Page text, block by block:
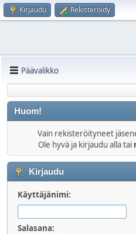
Kirjaudu Rekisteröidy
Päävalikko
Huom!
Vain rekisteröityneet
Ole hyvä ja kirjaudu alla tai
Kirjaudu
Käyttäjänimi:
Salasana: